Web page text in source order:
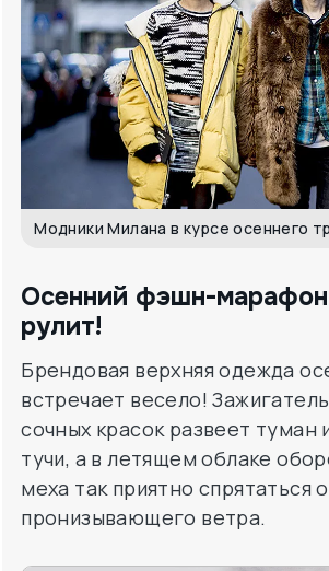
Модники Милана в курсе осеннего
Осенний фэшн-марафон
рулит!
Брендовая верхняя одежда
встречает весело!
сочных красок развеет туман
тучи, а в летящем облаке
меха так приятно спрятаться
пронизывающего ветра.